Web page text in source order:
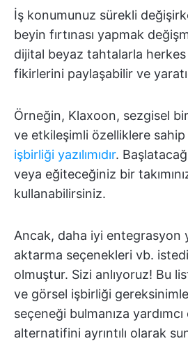
İş konumunuz sürekli
beyin fırtınası yapmak
dijital beyaz tahtalarla herkes
fikirlerini paylaşabilir ve
Örneğin, Klaxoon, sezgisel bir
ve etkileşimli özelliklere
işbirliği yazılımıdır.
veya eğiteceğiniz bir
kullanabilirsiniz.
Ancak, daha iyi entegrasyon
aktarma seçenekleri vb.
olmuştur. Sizi anlıyoruz! Bu
ve görsel işbirliği
seçeneği bulmanıza
alternatifini ayrıntılı olarak